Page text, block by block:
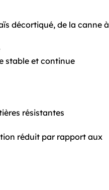
décortiqué, de la canne à
stable et continue
résistantes
réduit par rapport aux